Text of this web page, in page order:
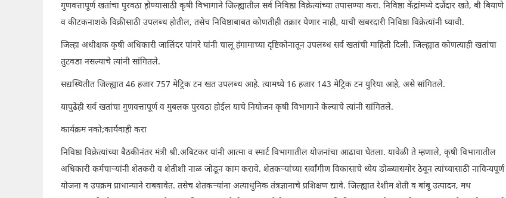
गुणवत्तापूर्ण खतांचा पुरवठा होण्यासाठी कृषी विभागाने जिल्ह्यातील सर्व निविष्ठा विक्रेत्यांच्या तपासण्या करा. निविष्ठा केंद्रांमध्ये दर्जेदार खते, बी बियाणे
व कीटकनाशके विक्रीसाठी उपलब्ध होतील, तसेच निविष्ठाबाबत कोणतीही तक्रार येणार नाही, याची खबरदारी निविष्ठा विक्रेत्यांनी घ्यावी.
जिल्हा अधीक्षक कृषी अधिकारी जालिंदर पांगरे यांनी चालू हंगामाच्या दृष्टिकोनातून उपलब्ध सर्व खतांची माहिती दिली. जिल्ह्यात कोणत्याही खतांचा
तुटवडा नसल्याचे त्यांनी सांगितले.
सद्यस्थितीत जिल्ह्यात 46 हजार 757 मेट्रिक टन खत उपलब्ध आहे. त्यामध्ये 16 हजार 143 मेट्रिक टन युरिया आहे, असे सांगितले.
यापुढेही सर्व खतांचा गुणवत्तापूर्ण व मुबलक पुरवठा होईल याचे नियोजन कृषी विभागाने केल्याचे त्यांनी सांगितले.
कार्यक्रम नको;कार्यवाही करा
निविष्ठा विक्रेत्यांच्या बैठकीनंतर मंत्री श्री.अबिटकर यांनी आत्मा व स्मार्ट विभागातील योजनांचा आढावा घेतला. यावेळी ते म्हणाले, कृषी विभागातील
अधिकारी कर्मचाऱ्यांनी शेतकरी व शेतीशी नाळ जोडून काम करावे. शेतकऱ्यांच्या सर्वांगीण विकासाचे ध्येय डोळ्यासमोर ठेवून त्यांच्यासाठी नाविन्यपूर्ण
योजना व उपक्रम प्राधान्याने राबवावेत. तसेच शेतकऱ्यांना अत्याधुनिक तंत्रज्ञानाचे प्रशिक्षण द्यावे. जिल्ह्यात रेशीम शेती व बांबू उत्पादन, मध